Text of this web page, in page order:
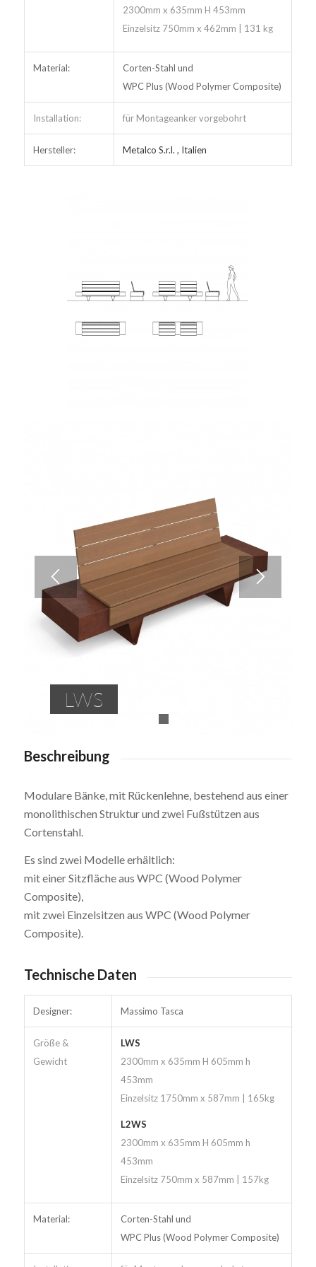
2300mm x 635mm H 453mm
Einzelsitz 750mm x 462mm | 131 kg
Material:
Corten-Stahl und
WPC Plus (Wood Polymer Composite)
Installation: für Montageanker vorgebohrt
Hersteller: Metalco S.r.l. , Italien
LWS
Beschreibung
Modulare Bänke, mit Rückenlehne, bestehend aus einer
monolithischen Struktur und zwei Fußstützen aus
Cortenstahl.
Es sind zwei Modelle erhältlich:
mit einer Sitzfläche aus WPC (Wood Polymer
Composite),
mit zwei Einzelsitzen aus WPC (Wood Polymer
Composite).
Technische Daten
Designer: Massimo Tasca
Größe &
Gewicht
LWS
2300mm x 635mm H 605mm h
453mm
Einzelsitz 1750mm x 587mm | 165kg
L2WS
2300mm x 635mm H 605mm h
453mm
Einzelsitz 750mm x 587mm | 157kg
Material:
Corten-Stahl und
WPC Plus (Wood Polymer Composite)